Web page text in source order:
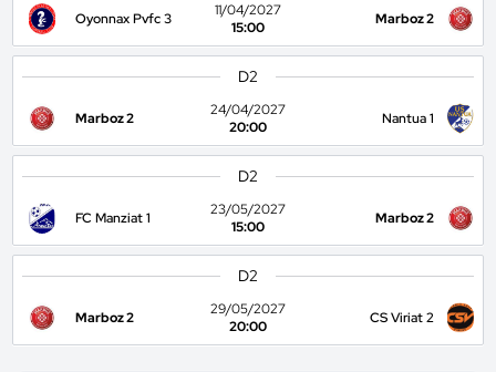
Oyonnax Pvfc 3
11/04/2027
15:00
Marboz 2
D2
Marboz 2
24/04/2027
20:00
Nantua 1
D2
FC Manziat 1
23/05/2027
15:00
Marboz 2
D2
Marboz 2
29/05/2027
20:00
CS Viriat 2